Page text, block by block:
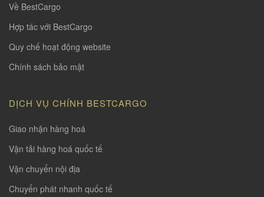
Về BestCargo
Hợp tác với BestCargo
Quy chế hoạt động website
Chính sách bảo mật
DỊCH VỤ CHÍNH BESTCARGO
Giao nhận hàng hoá
Vận tải hàng hoá quốc tế
Vận chuyển nội địa
Chuyển phát nhanh quốc tế